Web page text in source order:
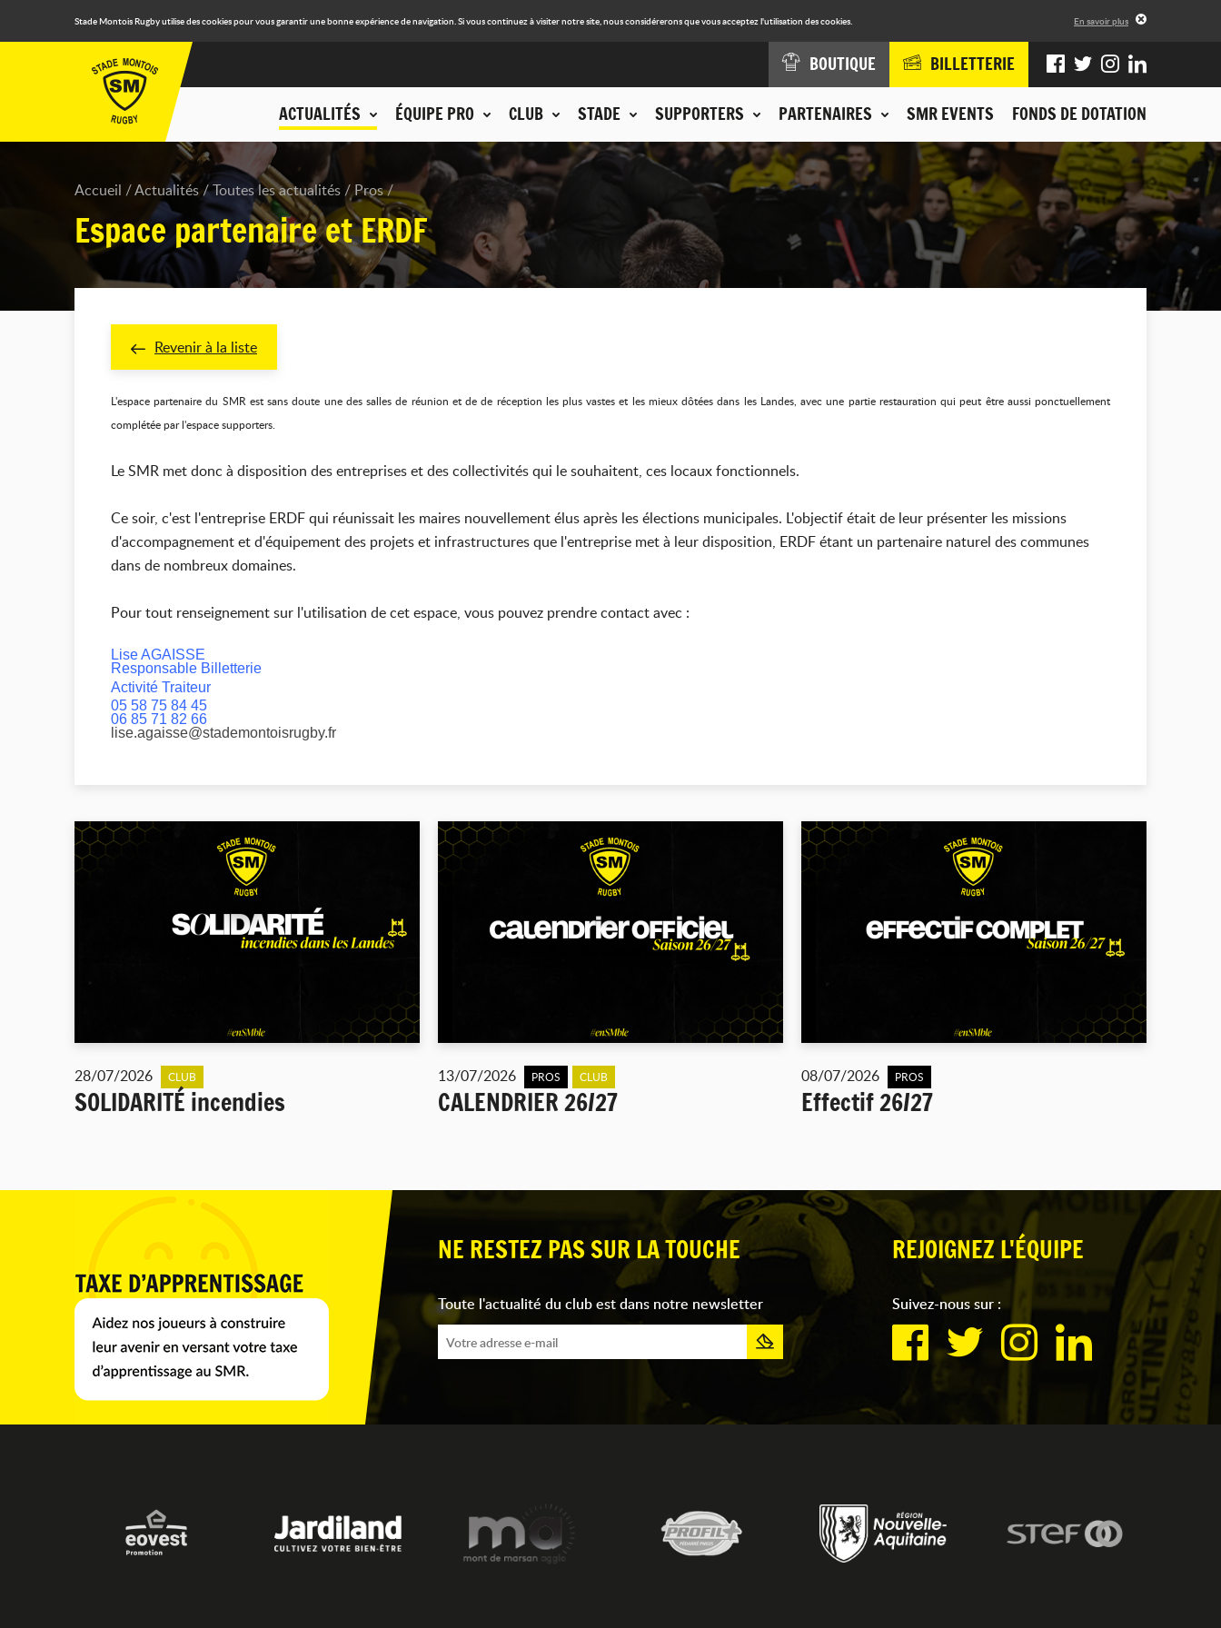
Stade Montois Rugby utilise des cookies pour vous garantir une bonne expérience de navigation. Si vous continuez à visiter notre site, nous considérerons que vous acceptez l'utilisation des cookies. En savoir plus
ACTUALITÉS ÉQUIPE PRO CLUB STADE SUPPORTERS PARTENAIRES SMR EVENTS FONDS DE DOTATION
BOUTIQUE BILLETTERIE
Accueil Actualités Toutes les actualités Pros
Espace partenaire et ERDF
Revenir à la liste
L'espace partenaire du SMR est sans doute une des salles de réunion et de de réception les plus vastes et les mieux dôtées dans les Landes, avec une partie restauration qui peut être aussi ponctuellement
complétée par l'espace supporters.
Le SMR met donc à disposition des entreprises et des collectivités qui le souhaitent, ces locaux fonctionnels.
Ce soir, c'est l'entreprise ERDF qui réunissait les maires nouvellement élus après les élections municipales. L'objectif était de leur présenter les missions
d'accompagnement et d'équipement des projets et infrastructures que l'entreprise met à leur disposition, ERDF étant un partenaire naturel des communes
dans de nombreux domaines.
Pour tout renseignement sur l'utilisation de cet espace, vous pouvez prendre contact avec :
Lise AGAISSE
Responsable Billetterie
Activité Traiteur
05 58 75 84 45
06 85 71 82 66
lise.agaisse@stademontoisrugby.fr
28/07/2026 CLUB
SOLIDARITÉ incendies
13/07/2026 PROS CLUB
CALENDRIER 26/27
08/07/2026 PROS
Effectif 26/27
NE RESTEZ PAS SUR LA TOUCHE
Toute l'actualité du club est dans notre newsletter
REJOIGNEZ L'ÉQUIPE
Suivez-nous sur :